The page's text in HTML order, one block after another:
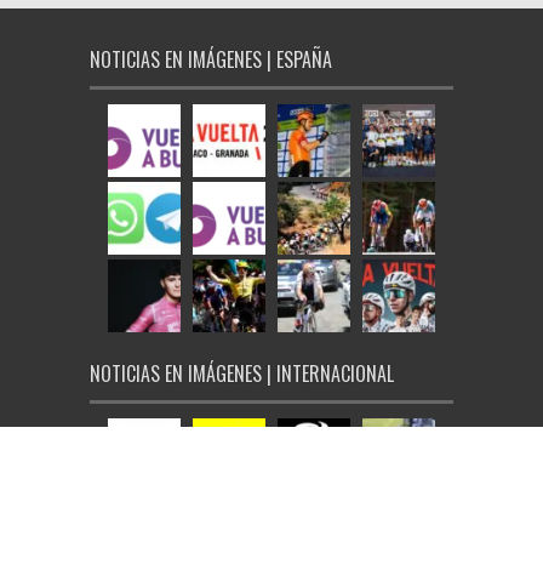
NOTICIAS EN IMÁGENES | ESPAÑA
NOTICIAS EN IMÁGENES | INTERNACIONAL